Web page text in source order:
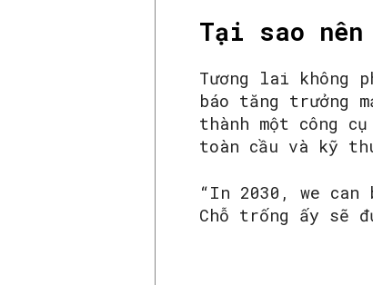
Tại sao nên
Tương lai không
báo tăng trưởng
thành một công
toàn cầu và kỹ
“In 2030, we can
Chỗ trống ấy sẽ